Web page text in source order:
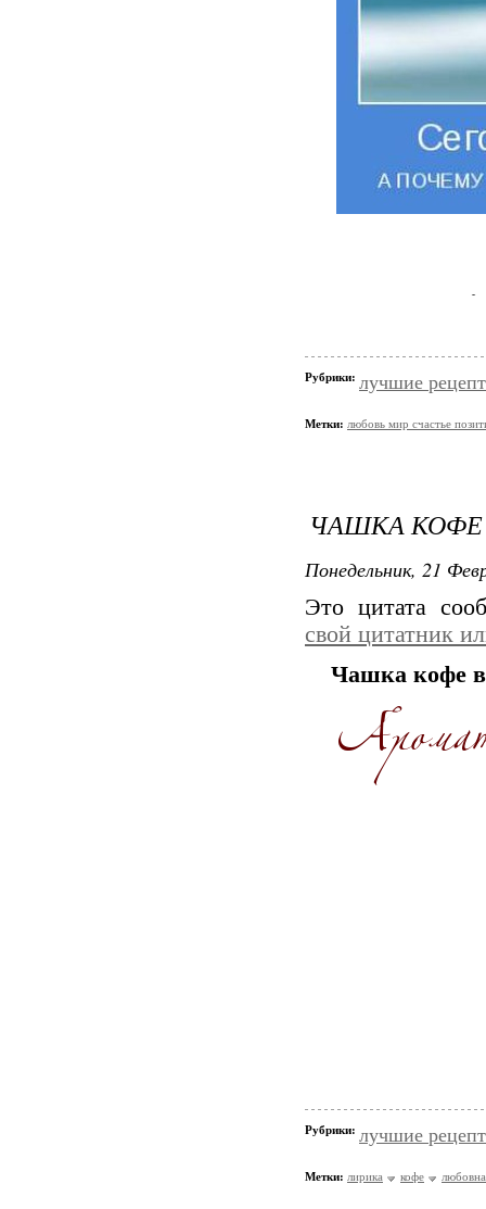
Рубрики: лучшие
Метки: любовь мир счастье
ЧАШКА КОФЕ
Понедельник, 21
Это цитата
свой цитатник
Чашка кофе
Рубрики: лучшие
Метки: лирика кофе